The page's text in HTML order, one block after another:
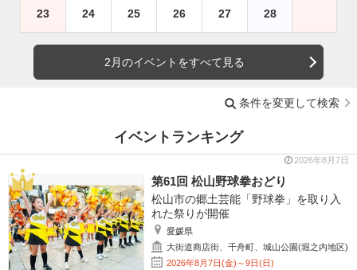
23 24 25 26 27 28
2月のイベントをすべて見る
条件を変更して検索
イベントランキング
2026年8月7日
第61回 松山野球拳おどり
松山市の郷土芸能「野球拳」を取り入
れた祭りが開催
愛媛県
大街道商店街、千舟町、城山公園(堀之内地区)
2026年8月7日(金)～9日(日)